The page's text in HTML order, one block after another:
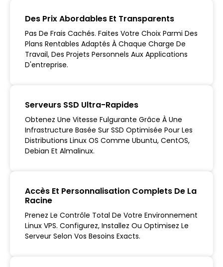
Des Prix Abordables Et Transparents
Pas De Frais Cachés. Faites Votre Choix Parmi Des
Plans Rentables Adaptés À Chaque Charge De
Travail, Des Projets Personnels Aux Applications
D'entreprise.
Serveurs SSD Ultra-Rapides
Obtenez Une Vitesse Fulgurante Grâce À Une
Infrastructure Basée Sur SSD Optimisée Pour Les
Distributions Linux OS Comme Ubuntu, CentOS,
Debian Et Almalinux.
Accès Et Personnalisation Complets De La
Racine
Prenez Le Contrôle Total De Votre Environnement
Linux VPS. Configurez, Installez Ou Optimisez Le
Serveur Selon Vos Besoins Exacts.